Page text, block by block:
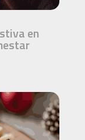
en